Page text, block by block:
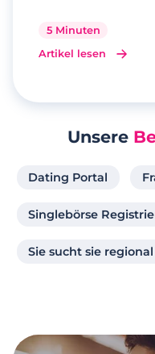
5 Minuten
Artikel lesen
Unsere
Dating Portal
Singlebörse
Sie sucht sie regional